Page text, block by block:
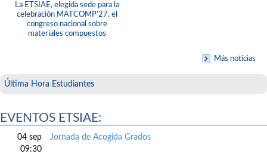
La ETSIAE, elegida sede para la
celebración MATCOMP’27, el
congreso nacional sobre
materiales compuestos
Más noticias
Última Hora Estudiantes
EVENTOS ETSIAE:
04 sep
09:30
Jornada de Acogida Grados